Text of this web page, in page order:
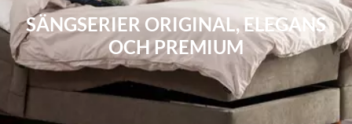
SÄNGSERIER ORIGINAL, ELEGANS
OCH PREMIUM